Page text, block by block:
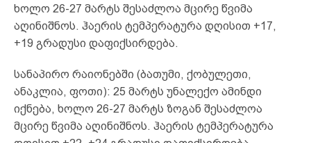
ხოლო 26-27 მარტს შესაძლოა მცირე წვიმა
აღინიშნოს. ჰაერის ტემპერატურა დღისით +17,
+19 გრადუსი დაფიქსირდება.
სანაპირო რაიონებში (ბათუმი, ქობულეთი,
ანაკლია, ფოთი): 25 მარტს უნალექო ამინდი
იქნება, ხოლო 26-27 მარტს ზოგან შესაძლოა
მცირე წვიმა აღინიშნოს. ჰაერის ტემპერატურა